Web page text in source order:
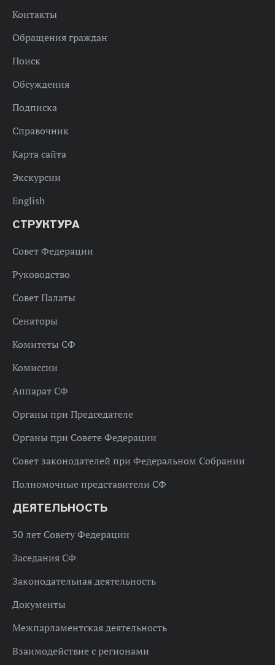
Контакты
Обращения граждан
Поиск
Обсуждения
Подписка
Справочник
Карта сайта
Экскурсии
English
СТРУКТУРА
Совет Федерации
Руководство
Совет Палаты
Сенаторы
Комитеты СФ
Комиссии
Аппарат СФ
Органы при Председателе
Органы при Совете Федерации
Совет законодателей при Федеральном Собрании
Полномочные представители СФ
ДЕЯТЕЛЬНОСТЬ
30 лет Совету Федерации
Заседания СФ
Законодательная деятельность
Документы
Межпарламентская деятельность
Взаимодействие с регионами